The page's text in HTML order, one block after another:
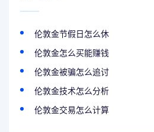
伦敦金节假日怎么休
伦敦金怎么买能赚钱
伦敦金被骗怎么追讨
伦敦金技术怎么分析
伦敦金交易怎么计算